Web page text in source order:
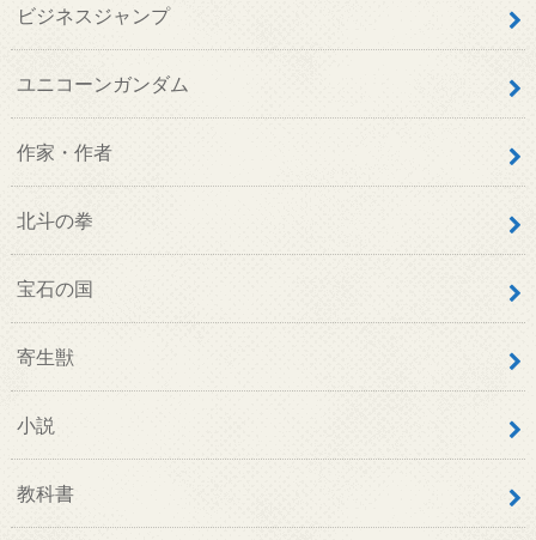
ビジネスジャンプ
ユニコーンガンダム
作家・作者
北斗の拳
宝石の国
寄生獣
小説
教科書